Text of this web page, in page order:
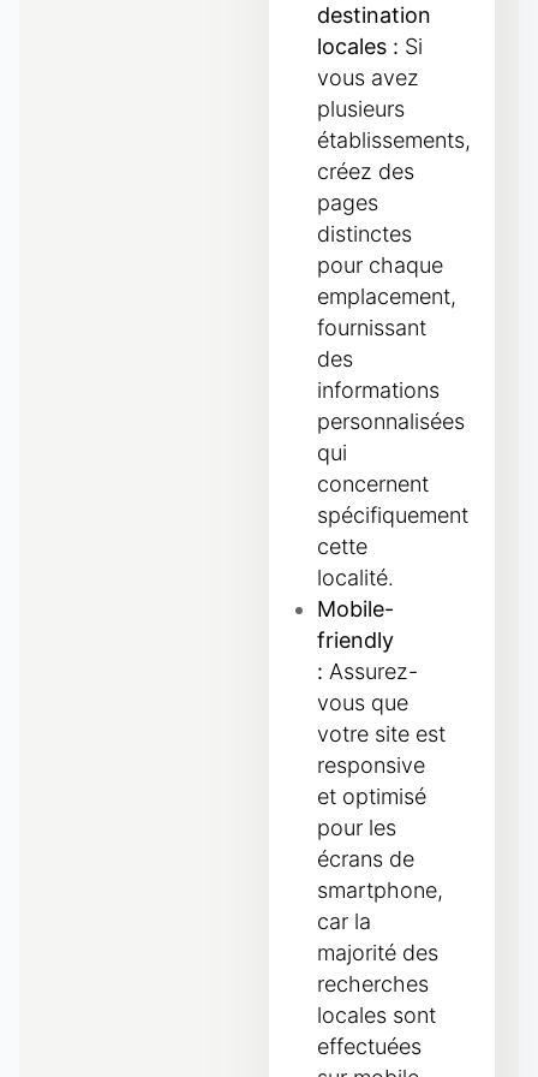
destination
locales : Si
vous avez
plusieurs
établissements,
créez des
pages
distinctes
pour chaque
emplacement,
fournissant
des
informations
personnalisées
qui
concernent
spécifiquement
cette
localité.
Mobile-
friendly
: Assurez-
vous que
votre site est
responsive
et optimisé
pour les
écrans de
smartphone,
car la
majorité des
recherches
locales sont
effectuées